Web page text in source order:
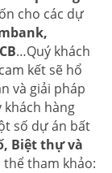
cho các dự
…Quý khách
kết sẽ hổ
và giải pháp
khách hàng
số dự án bất
Biệt thự và
tham khảo: